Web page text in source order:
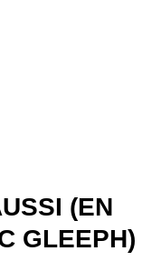
(EN
GLEEPH)